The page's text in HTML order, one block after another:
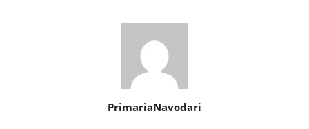
PrimariaNavodari